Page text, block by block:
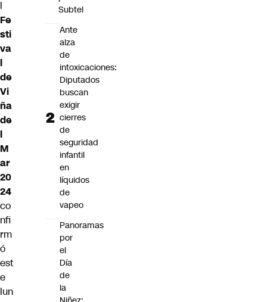
l
Fe
sti
va
l
de
Vi
ña
de
l
M
ar
20
24
co
nfi
rm
ó
est
e
lun
Subtel
Ante
alza
de
intoxicaciones:
Diputados
buscan
exigir
cierres
de
seguridad
infantil
en
líquidos
de
vapeo
Panoramas
por
el
Día
de
la